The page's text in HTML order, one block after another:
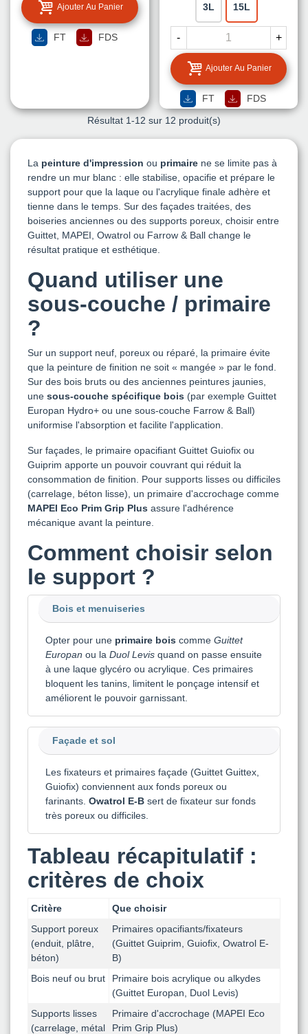
Ajouter Au Panier
FT FDS
3L 15L
- +
Ajouter Au Panier
FT
FDS
Résultat 1-12 sur 12 produit(s)
La peinture d'impression ou primaire ne se limite pas à
rendre un mur blanc : elle stabilise, opacifie et prépare le
support pour que la laque ou l'acrylique finale adhère et
tienne dans le temps. Sur des façades traitées, des
boiseries anciennes ou des supports poreux, choisir entre
Guittet, MAPEI, Owatrol ou Farrow & Ball change le
résultat pratique et esthétique.
Quand utiliser une
sous-couche / primaire
?
Sur un support neuf, poreux ou réparé, la primaire évite
que la peinture de finition ne soit « mangée » par le fond.
Sur des bois bruts ou des anciennes peintures jaunies,
une sous-couche spécifique bois (par exemple Guittet
Europan Hydro+ ou une sous-couche Farrow & Ball)
uniformise l'absorption et facilite l'application.
Sur façades, le primaire opacifiant Guittet Guiofix ou
Guiprim apporte un pouvoir couvrant qui réduit la
consommation de finition. Pour supports lisses ou difficiles
(carrelage, béton lisse), un primaire d'accrochage comme
MAPEI Eco Prim Grip Plus assure l'adhérence
mécanique avant la peinture.
Comment choisir selon
le support ?
Bois et menuiseries
Opter pour une primaire bois comme Guittet
Europan ou la Duol Levis quand on passe ensuite
à une laque glycéro ou acrylique. Ces primaires
bloquent les tanins, limitent le ponçage intensif et
améliorent le pouvoir garnissant.
Façade et sol
Les fixateurs et primaires façade (Guittet Guittex,
Guiofix) conviennent aux fonds poreux ou
farinants. Owatrol E-B sert de fixateur sur fonds
très poreux ou difficiles.
Tableau récapitulatif :
critères de choix
Critère
Que choisir
Support poreux
(enduit, plâtre,
béton)
Primaires opacifiants/fixateurs
(Guittet Guiprim, Guiofix, Owatrol E-
B)
Bois neuf ou brut
Primaire bois acrylique ou alkydes
(Guittet Europan, Duol Levis)
Supports lisses
(carrelage, métal
Primaire d'accrochage (MAPEI Eco
Prim Grip Plus)